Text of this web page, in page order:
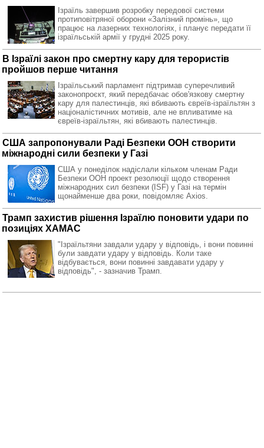
Ізраїль завершив розробку передової системи
протиповітряної оборони «Залізний промінь», що
працює на лазерних технологіях, і планує передати її
ізраїльській армії у грудні 2025 року.
В Ізраїлі закон про смертну кару для терористів
пройшов перше читання
Ізраїльський парламент підтримав суперечливий
законопроєкт, який передбачає обов'язкову смертну
кару для палестинців, які вбивають євреїв-ізраїльтян з
націоналістичних мотивів, але не впливатиме на
євреїв-ізраїльтян, які вбивають палестинців.
США запропонували Раді Безпеки ООН створити
міжнародні сили безпеки у Газі
США у понеділок надіслали кільком членам Ради
Безпеки ООН проект резолюції щодо створення
міжнародних сил безпеки (ISF) у Газі на термін
щонайменше два роки, повідомляє Axios.
Трамп захистив рішення Ізраїлю поновити удари по
позиціях ХАМАС
"Ізраїльтяни завдали удару у відповідь, і вони повинні
були завдати удару у відповідь. Коли таке
відбувається, вони повинні завдавати удару у
відповідь", - зазначив Трамп.